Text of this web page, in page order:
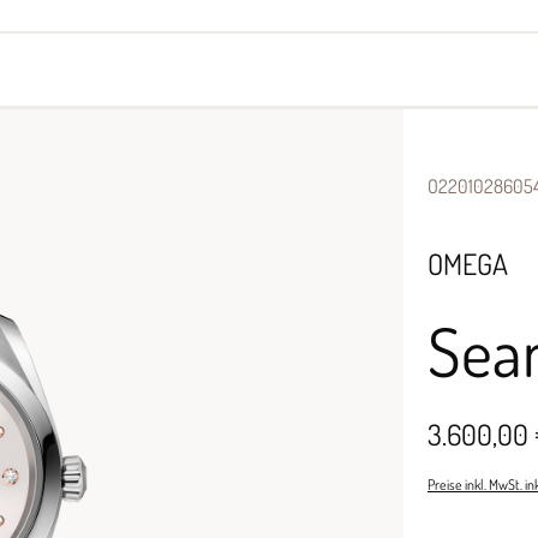
OMEGA
3.600,00
Preise inkl. MwSt.